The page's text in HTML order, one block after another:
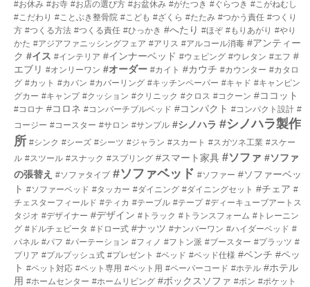
#お休み #お寺 #お店の選び方 #お盆休み #がたつき #ぐらつき #こがねむし
#こだわり #ことぶき整骨院 #こども #ざくら #たたみ #つかう責任 #つくり
方 #つくる方法 #つくる責任 #ひっかき #へたり #ほぞ #もりあがり #やり
かた #アジアファニッシングフェア #アリス #アルコール消毒 #アンティー
ク #イス #インテリア #インナーベッド #ウェピング #ウレタン #エフ #
エブリ #オンリーワン #オーダー #カイト #カウチ #カウンター #カタロ
グ #カット #カバン #カバーリング #キッチンペーパー #キャド #キャンピン
グカー #キャンプ #クッション #クリニック #クロス #コクーン #ココット
#コロナ #コロネ #コンバーチブルベッド #コンパクト #コンパクト設計 #
コージー #コースター #サロン #サンプル #シノハラ #シノハラ製作
所 #シンク #シーズ #シーツ #ジャラン #スカート #スガツネ工業 #スケー
ル #スツール #スナック #スプリング #スマート家具 #ソファ #ソファ
の張替え #ソファタイプ #ソファベッド #ソファー #ソファーベッ
ト #ソファーベッド #タッカー #ダイニング #ダイニングセット #チェア #
チェスターフィールド #ティカ #テーブル #テープ #ディーキューブアートス
タジオ #デザイナー #デザイン #トラック #トランスフォーム #トレーニン
グ #ドルチェビータ #ドロー式 #ナッツ #ナンバーワン #ハイダーベッド #
パネル #パフ #パーテーション #フィノ #フトン派 #ブースター #プラッツ #
プリア #プルプッシュ式 #プレゼント #ベッド #ベッド仕様 #ベンチ #ペッ
ト #ペット対応 #ペット専用 #ペット用 #ペーパーコード #ホテル #ホテル
用 #ホームセンター #ホームリビング #ボックスソファ #ボン #ポケット